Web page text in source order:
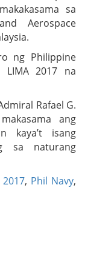
sa
Aerospace
ng Philippine
2017 na
Rafael G.
ang
kaya’t isang
sa naturang
2017, Phil Navy,